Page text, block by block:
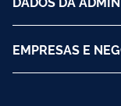
EMPRESAS E